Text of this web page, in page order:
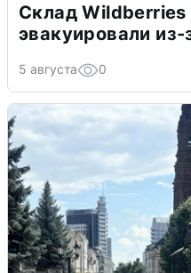
Склад Wildberries
эвакуировали
5 августа 0